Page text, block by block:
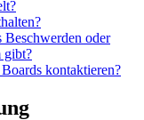
oder
gibt?
kontaktieren?